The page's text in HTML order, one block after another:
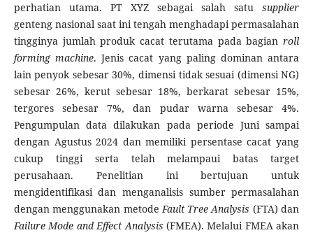
perhatian utama. PT XYZ sebagai salah satusupplier
genteng nasional saat ini tengah menghadapi permasalahan
tingginya jumlah produk cacat terutama pada bagianroll
forming machine. Jenis cacat yang paling dominan antara
lain penyok sebesar 30%, dimensi tidak sesuai (dimensi NG)
sebesar 26%, kerut sebesar 18%, berkarat sebesar 15%,
tergores sebesar 7%, dan pudar warna sebesar 4%.
Pengumpulan data dilakukan pada periode Juni sampai
dengan Agustus 2024 dan memiliki persentase cacat yang
cukup tinggi serta telah melampaui batas target
perusahaan. Penelitian ini bertujuan untuk
mengidentifikasi dan menganalisis sumber permasalahan
dengan menggunakan metodeFault Tree Analysis (FTA) dan
Failure Mode and Effect Analysis (FMEA). Melalui FMEA akan